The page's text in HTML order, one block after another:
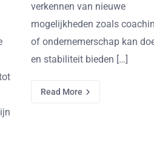
verkennen van nieuwe
mogelijkheden zoals
of ondernemerschap kan
en stabiliteit bieden […]
Read More